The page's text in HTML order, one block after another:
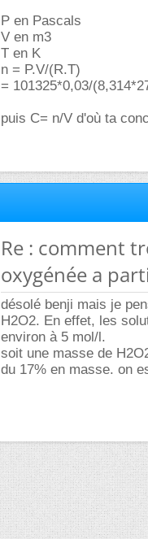
P en Pascals
V en m3
T en K
n = P.V/(R.T)
= 101325*0,03/
puis C= n/V d'où ta
Re : comment
oxygénée a
désolé benji mais je
H2O2. En effet, les
environ à 5 mol/l.
soit une masse de
du 17% en masse. on